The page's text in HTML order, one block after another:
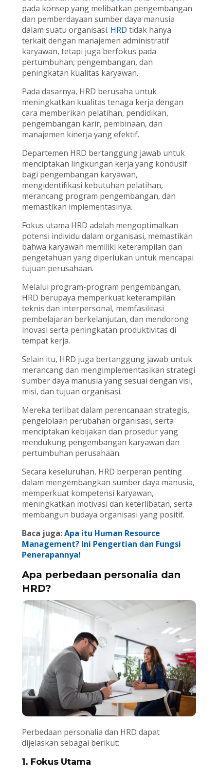
pada konsep yang melibatkan pengembangan
dan pemberdayaan sumber daya manusia
dalam suatu organisasi. HRD tidak hanya
terkait dengan manajemen administratif
karyawan, tetapi juga berfokus pada
pertumbuhan, pengembangan, dan
peningkatan kualitas karyawan.
Pada dasarnya, HRD berusaha untuk
meningkatkan kualitas tenaga kerja dengan
cara memberikan pelatihan, pendidikan,
pengembangan karir, pembinaan, dan
manajemen kinerja yang efektif.
Departemen HRD bertanggung jawab untuk
menciptakan lingkungan kerja yang kondusif
bagi pengembangan karyawan,
mengidentifikasi kebutuhan pelatihan,
merancang program pengembangan, dan
memastikan implementasinya.
Fokus utama HRD adalah mengoptimalkan
potensi individu dalam organisasi, memastikan
bahwa karyawan memiliki keterampilan dan
pengetahuan yang diperlukan untuk mencapai
tujuan perusahaan.
Melalui program-program pengembangan,
HRD berupaya memperkuat keterampilan
teknis dan interpersonal, memfasilitasi
pembelajaran berkelanjutan, dan mendorong
inovasi serta peningkatan produktivitas di
tempat kerja.
Selain itu, HRD juga bertanggung jawab untuk
merancang dan mengimplementasikan strategi
sumber daya manusia yang sesuai dengan visi,
misi, dan tujuan organisasi.
Mereka terlibat dalam perencanaan strategis,
pengelolaan perubahan organisasi, serta
menciptakan kebijakan dan prosedur yang
mendukung pengembangan karyawan dan
pertumbuhan perusahaan.
Secara keseluruhan, HRD berperan penting
dalam mengembangkan sumber daya manusia,
memperkuat kompetensi karyawan,
meningkatkan motivasi dan keterlibatan, serta
membangun budaya organisasi yang positif.
Baca juga:Apa itu Human Resource
Management? Ini Pengertian dan Fungsi
Penerapannya!
Apa perbedaan personalia dan
HRD?
Perbedaan personalia dan HRD dapat
dijelaskan sebagai berikut:
1. Fokus Utama